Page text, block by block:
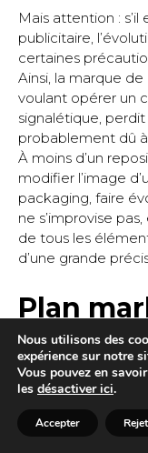
Mais attention :
publicitaire,
certaines
Ainsi, la marque
voulant opérer un
signalétique,
probablement dû
À moins d’un
modifier l’image
packaging, faire
ne s’improvise
de tous les
d’une grande
Plan
changer
D’une façon
d’un packaging
– le produit a
Nous utilisons des
expérience sur notre
Vous pouvez en
les désactiver ici.
Accepter